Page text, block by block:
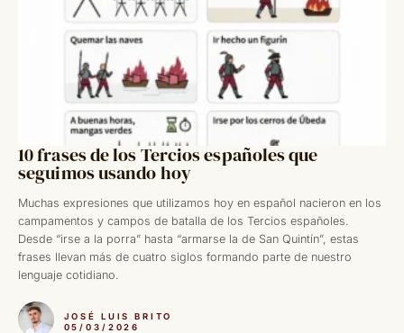
10 frases de los Tercios españoles que
seguimos usando hoy
Muchas expresiones que utilizamos hoy en español nacieron en los
campamentos y campos de batalla de los Tercios españoles.
Desde “irse a la porra” hasta “armarse la de San Quintín”, estas
frases llevan más de cuatro siglos formando parte de nuestro
lenguaje cotidiano.
JOSÉ LUIS BRITO
05/03/2026